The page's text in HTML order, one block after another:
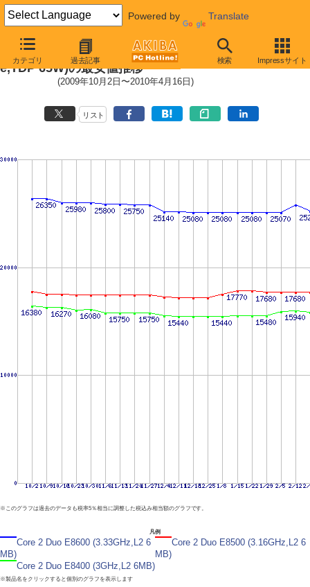
Powered by Translate
カテゴリ 過去記事 検索 Impressサイト
LGA775 (FSB 1333MHz,Dual Cor
e,TDP 65W)の最安値推移
(2009年10月2日〜2010年4月16日)
リスト
※このグラフは過去のデータも税率5％相当に調整した税込み相当額のグラフです。
凡例
Core 2 Duo E8600 (3.33GHz,L2 6
MB)
Core 2 Duo E8500 (3.16GHz,L2 6
MB)
Core 2 Duo E8400 (3GHz,L2 6MB)
※製品名をクリックすると個別のグラフを表示します